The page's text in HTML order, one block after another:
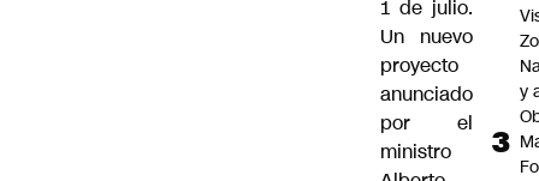
1 de julio.
Un nuevo
proyecto
anunciado
por el
ministro
y